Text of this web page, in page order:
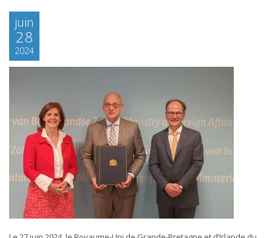
juin
28
2024